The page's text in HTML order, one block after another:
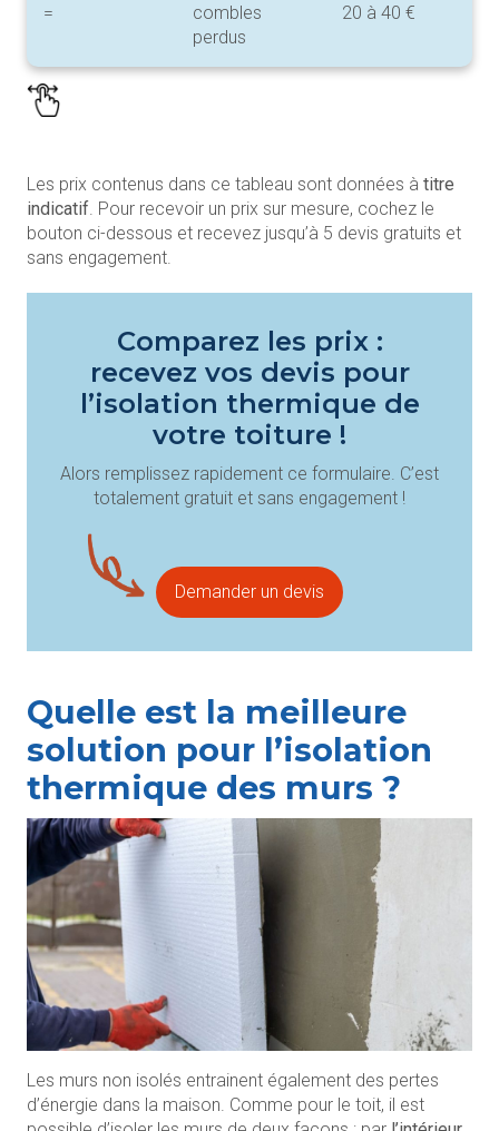
=
combles
perdus
20 à 40 €
Les prix contenus dans ce tableau sont données à titre
indicatif. Pour recevoir un prix sur mesure, cochez le
bouton ci-dessous et recevez jusqu’à 5 devis gratuits et
sans engagement.
Comparez les prix :
recevez vos devis pour
l’isolation thermique de
votre toiture !
Alors remplissez rapidement ce formulaire. C’est
totalement gratuit et sans engagement !
Demander un devis
Quelle est la meilleure
solution pour l’isolation
thermique des murs ?
Les murs non isolés entrainent également des pertes
d’énergie dans la maison. Comme pour le toit, il est